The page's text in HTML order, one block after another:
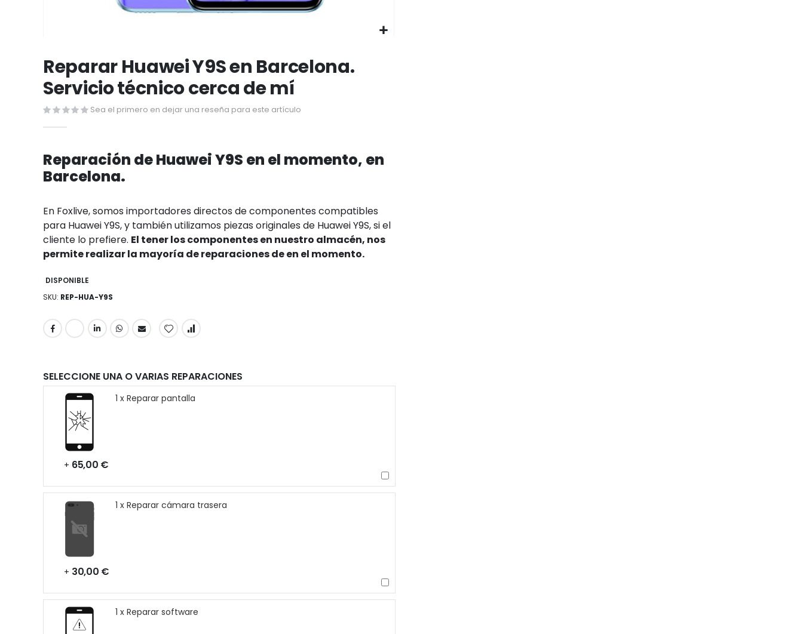
al
comienzo
de
galería
de
Reparar Huawei Y9S en Barcelona.
Servicio técnico cerca de mí
Sea el primero en dejar una reseña para este artículo
Reparación de Huawei Y9S en el momento, en
Barcelona.
En Foxlive, somos importadores directos de componentes compatibles
para Huawei Y9S, y también utilizamos piezas originales de Huawei Y9S, si el
cliente lo prefiere. El tener los componentes en nuestro almacén, nos
permite realizar la mayoría de reparaciones de en el momento.
DISPONIBLE
SKU REP-HUA-Y9S
SELECCIONE UNA O VARIAS REPARACIONES
1 x Reparar pantalla
+ 65,00 €
1 x Reparar cámara trasera
+ 30,00 €
1 x Reparar software